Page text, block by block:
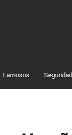
Famosos Seguridad